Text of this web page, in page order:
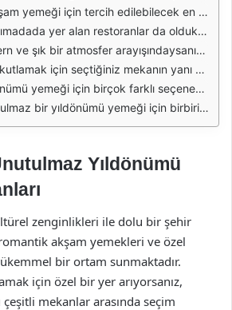
manzaralar ile birlikte zengin menüleri ile de dikkat çekiyor. Boğaz'ın ışıkları altında, sevdiğinizle birlikte özel bir akşam yemeği yemek, yıldönümünüzü daha da anlamlı kılacaktır. Ayrıca, bazı mekanlar özel günler için hazırlanan sürpriz paketler ve menüler de sunarak kutlamanızı daha özel hale getirebilir.
aynı zamanda lezzetli yemeklerle damak tadınıza hitap eder. Osmanlı mutfağından seçkin örneklerin sunulduğu bu restoranlarda, yıldönümünüzü kutlarken geçmişe kısa bir yolculuk yapabilirsiniz. Tarihi atmosfer, özel gününüzü daha anlamlı kılacaktır.
olabilir. Bu restoranlar, dünya mutfağından örnekler sunarak her damak zevkine hitap eder. Ayrıca, şeflerin özel hazırladığı menüler ile birlikte, unutulmaz bir deneyim yaşayabilirsiniz. Bu mekanlar, genellikle sundukları hizmet kalitesi ile de ön plana çıkar.
masa düzeni ve müzik gibi unsurlar, akşam yemeğinizin romantik bir hale gelmesine yardımcı olur. Bu nedenle, mekan seçerken bu detaylara da dikkat etmenizde fayda var. Kimi restoranlar, özel günler için ambiyanslarını daha da geliştirecek sürprizler sunabilir.
bir otel restoranı tercih edin, önemli olan sevdiğiniz ile birlikte geçireceğiniz kaliteli zamandır. Her bir mekan, sunduğu farklı özelliklerle unutulmaz bir deneyim yaşamanıza olanak tanır. Unutmayın ki, bu özel günü kutlarken sevdiklerinizle birlikte olmanın keyfi her şeyin önündedir.
dokulara, lüks otel restoranlarından modern mekanlara kadar birçok alternatif, bu özel günü unutulmaz kılmak için sizi bekliyor. Dilediğiniz atmosfer ve lezzetlerle dolu bir akşam yemeği için en uygun mekanı seçerek, yıldönümünüzü kutlamak için hazırlık yapabilirsiniz.
Yıldönümü
zenginlikleri ile dolu bir şehir
romantik akşam yemekleri ve özel
bir ortam sunmaktadır.
için özel bir yer arıyorsanız,
mekanlar arasında seçim